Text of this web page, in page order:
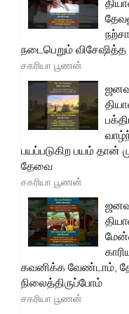
நடைபெறும் விசேஷித்த
சகரியா பூணன்
பயப்படுகிற பயம் தான்
தேவை
சகரியா பூணன்
கவனிக்க வேண்டாம்,
நிலைத்திருப்போம்
சகரியா பூணன்